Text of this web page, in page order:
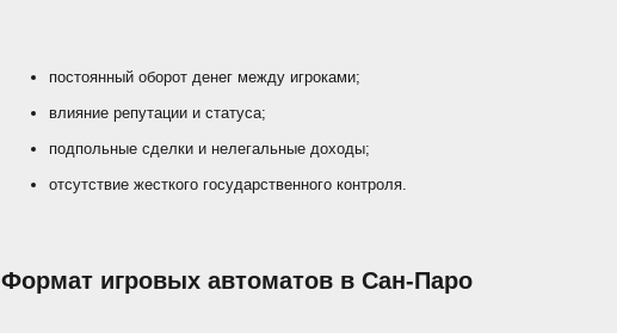
постоянный оборот денег между игроками;
влияние репутации и статуса;
подпольные сделки и нелегальные доходы;
отсутствие жесткого государственного контроля.
Формат игровых автоматов в Сан-Паро